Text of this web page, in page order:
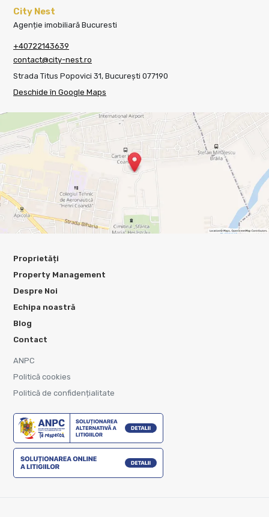
City Nest
Agenție imobiliară Bucuresti
+40722143639
contact@city-nest.ro
Strada Titus Popovici 31, București 077190
Deschide în Google Maps
Proprietăți
Property Management
Despre Noi
Echipa noastră
Blog
Contact
ANPC
Politică cookies
Politică de confidențialitate